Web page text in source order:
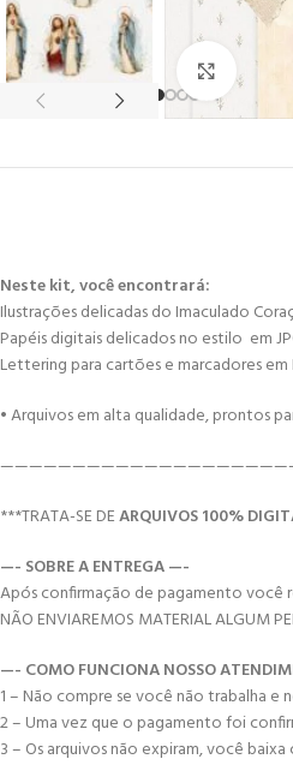
Click
Neste kit, você encontrará:
Ilustrações delicadas do Imaculado
Papéis digitais delicados no estilo em
Lettering para cartões e marcadores em
• Arquivos em alta qualidade, prontos
***TRATA-SE DEARQUIVOS 100%
—- SOBRE A ENTREGA —-
Após confirmação de pagamento você
NÃO ENVIAREMOS MATERIAL ALGUM
—- COMO FUNCIONA NOSSO
1 – Não compre se você não trabalha e
2 – Uma vez que o pagamento foi
3 – Os arquivos não expiram, você